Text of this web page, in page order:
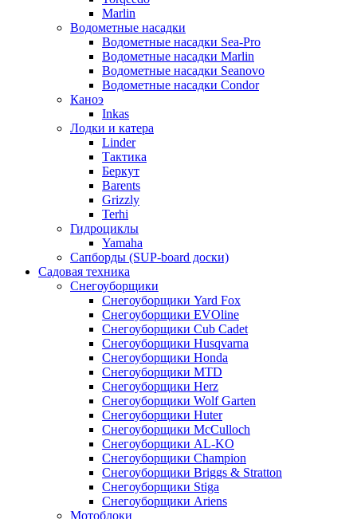
Marlin
Водометные насадки
Водометные насадки Sea-Pro
Водометные насадки Marlin
Водометные насадки Seanovo
Водометные насадки Condor
Каноэ
Inkas
Лодки и катера
Linder
Тактика
Беркут
Barents
Grizzly
Terhi
Гидроциклы
Yamaha
Сапборды (SUP-board доски)
Садовая техника
Снегоуборщики
Снегоуборщики Yard Fox
Снегоуборщики EVOline
Снегоуборщики Cub Cadet
Снегоуборщики Husqvarna
Снегоуборщики Honda
Снегоуборщики MTD
Снегоуборщики Herz
Снегоуборщики Wolf Garten
Снегоуборщики Huter
Снегоуборщики McCulloch
Снегоуборщики AL-KO
Снегоуборщики Champion
Снегоуборщики Briggs & Stratton
Снегоуборщики Stiga
Снегоуборщики Ariens
Мотоблоки